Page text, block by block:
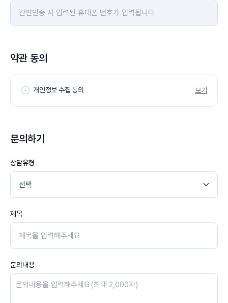
약관 동의
개인정보 수집 동의 보기
문의하기
상담유형
제목
문의내용